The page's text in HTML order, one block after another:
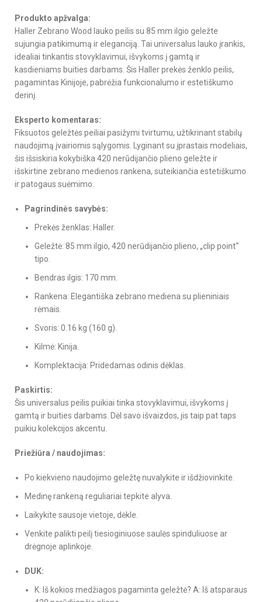
Produkto apžvalga:
Haller Zebrano Wood lauko peilis su 85 mm ilgio geležte
sujungia patikimumą ir eleganciją. Tai universalus lauko įrankis,
idealiai tinkantis stovyklavimui, išvykoms į gamtą ir
kasdieniams buities darbams. Šis Haller prekės ženklo peilis,
pagamintas Kinijoje, pabrėžia funkcionalumo ir estetiškumo
derinį.
Eksperto komentaras:
Fiksuotos geležtės peiliai pasižymi tvirtumu, užtikrinant stabilų
naudojimą įvairiomis sąlygomis. Lyginant su įprastais modeliais,
šis išsiskiria kokybiška 420 nerūdijančio plieno geležte ir
išskirtine zebrano medienos rankena, suteikiančia estetiškumo
ir patogaus suėmimo.
Pagrindinės savybės:
Prekės ženklas: Haller.
Geležtė: 85 mm ilgio, 420 nerūdijančio plieno, „clip point“
tipo.
Bendras ilgis: 170 mm.
Rankena: Elegantiška zebrano mediena su plieniniais
rėmais.
Svoris: 0.16 kg (160 g).
Kilmė: Kinija.
Komplektacija: Pridedamas odinis dėklas.
Paskirtis:
Šis universalus peilis puikiai tinka stovyklavimui, išvykoms į
gamtą ir buities darbams. Dėl savo išvaizdos, jis taip pat taps
puikiu kolekcijos akcentu.
Priežiūra / naudojimas:
Po kiekvieno naudojimo geležtę nuvalykite ir išdžiovinkite.
Medinę rankeną reguliariai tepkite alyva.
Laikykite sausoje vietoje, dėkle.
Venkite palikti peilį tiesioginiuose saulės spinduliuose ar
drėgnoje aplinkoje.
DUK:
K: Iš kokios medžiagos pagaminta geležtė? A: Iš atsparaus